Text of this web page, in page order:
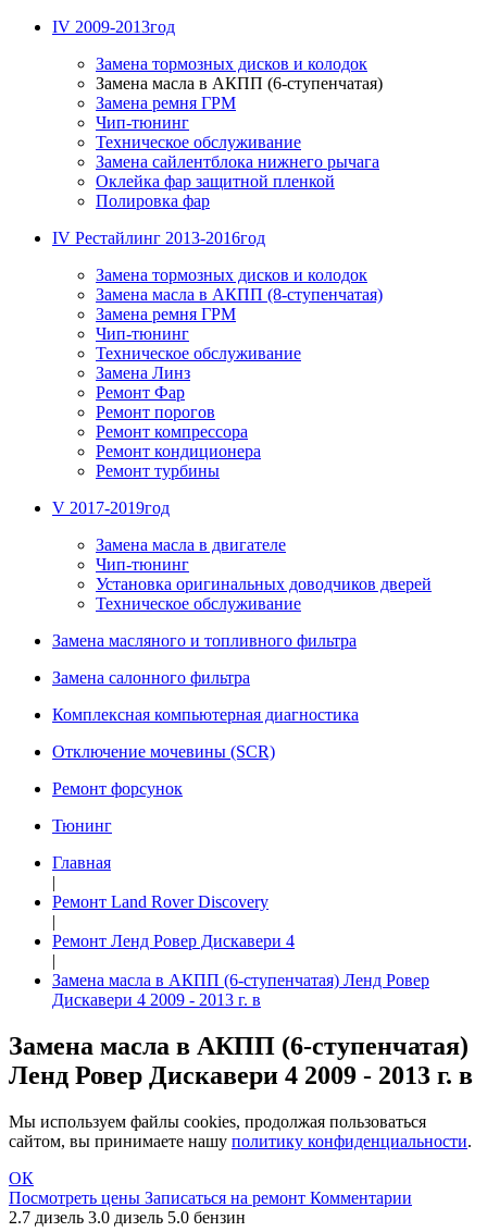
IV 2009-2013год
Замена тормозных дисков и колодок
Замена масла в АКПП (6-ступенчатая)
Замена ремня ГРМ
Чип-тюнинг
Техническое обслуживание
Замена сайлентблока нижнего рычага
Оклейка фар защитной пленкой
Полировка фар
IV Рестайлинг 2013-2016год
Замена тормозных дисков и колодок
Замена масла в АКПП (8-ступенчатая)
Замена ремня ГРМ
Чип-тюнинг
Техническое обслуживание
Замена Линз
Ремонт Фар
Ремонт порогов
Ремонт компрессора
Ремонт кондиционера
Ремонт турбины
V 2017-2019год
Замена масла в двигателе
Чип-тюнинг
Установка оригинальных доводчиков дверей
Техническое обслуживание
Замена масляного и топливного фильтра
Замена салонного фильтра
Комплексная компьютерная диагностика
Отключение мочевины (SCR)
Ремонт форсунок
Тюнинг
Главная
|
Ремонт Land Rover Discovery
|
Ремонт Ленд Ровер Дискавери 4
|
Замена масла в АКПП (6-ступенчатая) Ленд Ровер
Дискавери 4 2009 - 2013 г. в
Замена масла в АКПП (6-ступенчатая)
Ленд Ровер Дискавери 4 2009 - 2013 г. в
Мы используем файлы cookies, продолжая пользоваться
сайтом, вы принимаете нашу политику конфиденциальности.
ОК
Посмотреть цены Записаться на ремонт Комментарии
2.7 дизель 3.0 дизель 5.0 бензин